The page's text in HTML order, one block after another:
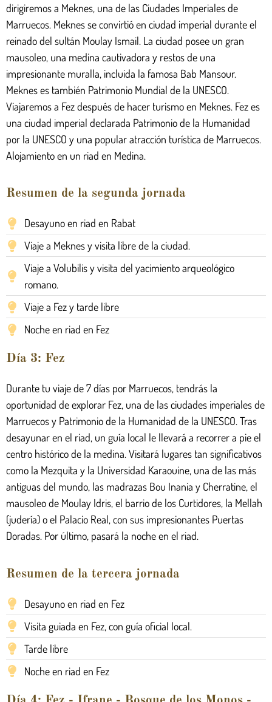
dirigiremos a Meknes, una de las Ciudades Imperiales de
Marruecos. Meknes se convirtió en ciudad imperial durante el
reinado del sultán Moulay Ismail. La ciudad posee un gran
mausoleo, una medina cautivadora y restos de una
impresionante muralla, incluida la famosa Bab Mansour.
Meknes es también Patrimonio Mundial de la UNESCO.
Viajaremos a Fez después de hacer turismo en Meknes. Fez es
una ciudad imperial declarada Patrimonio de la Humanidad
por la UNESCO y una popular atracción turística de Marruecos.
Alojamiento en un riad en Medina.
Resumen de la segunda jornada
Desayuno en riad en Rabat
Viaje a Meknes y visita libre de la ciudad.
Viaje a Volubilis y visita del yacimiento arqueológico
romano.
Viaje a Fez y tarde libre
Noche en riad en Fez
Día 3: Fez
Durante tu viaje de 7 días por Marruecos, tendrás la
oportunidad de explorar Fez, una de las ciudades imperiales de
Marruecos y Patrimonio de la Humanidad de la UNESCO. Tras
desayunar en el riad, un guía local le llevará a recorrer a pie el
centro histórico de la medina. Visitará lugares tan significativos
como la Mezquita y la Universidad Karaouine, una de las más
antiguas del mundo, las madrazas Bou Inania y Cherratine, el
mausoleo de Moulay Idris, el barrio de los Curtidores, la Mellah
(judería) o el Palacio Real, con sus impresionantes Puertas
Doradas. Por último, pasará la noche en el riad.
Resumen de la tercera jornada
Desayuno en riad en Fez
Visita guiada en Fez, con guía oficial local.
Tarde libre
Noche en riad en Fez